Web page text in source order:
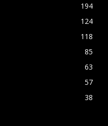
194
124
118
85
63
57
38